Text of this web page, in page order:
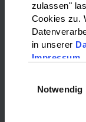
zulassen"
Cookies zu.
in unserer
Impressum
Notwendig
WAS?:
Bitte wählen…
Bitte wählen…